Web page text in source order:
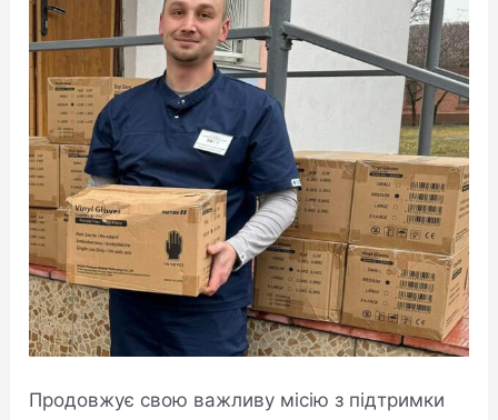
Продовжує свою важливу місію з підтримки